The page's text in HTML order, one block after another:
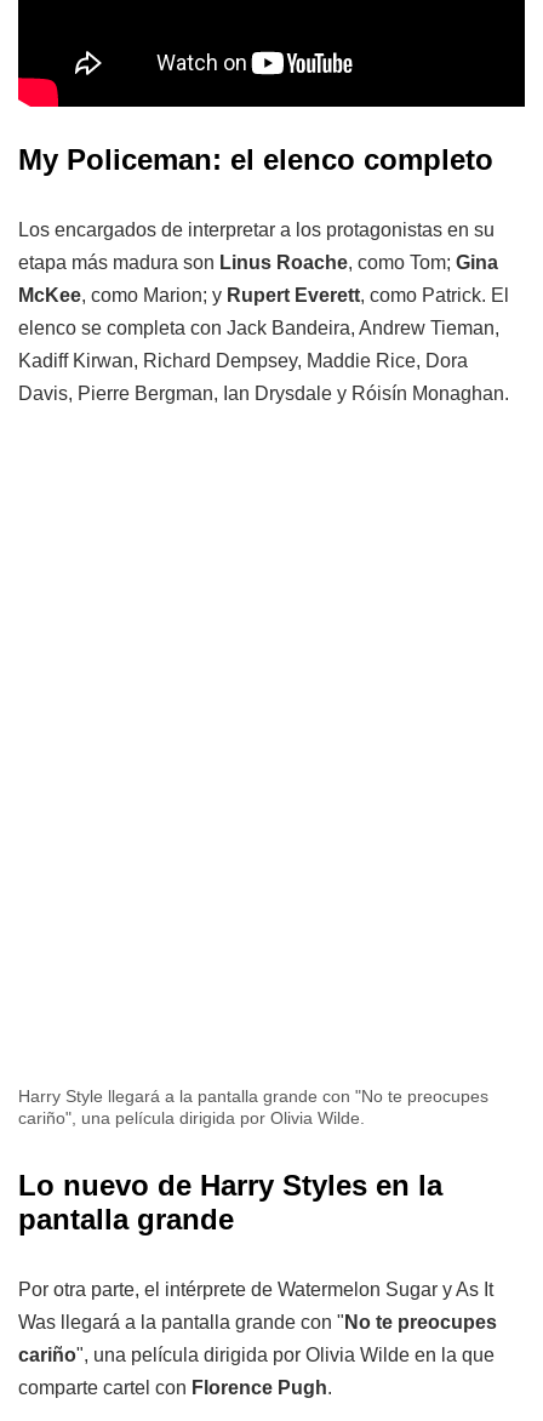
My Policeman: el elenco completo
Los encargados de interpretar a los protagonistas en su
etapa más madura son Linus Roache, como Tom; Gina
McKee, como Marion; y Rupert Everett, como Patrick. El
elenco se completa con Jack Bandeira, Andrew Tieman,
Kadiff Kirwan, Richard Dempsey, Maddie Rice, Dora
Davis, Pierre Bergman, Ian Drysdale y Róisín Monaghan.
Harry Style llegará a la pantalla grande con "No te preocupes
cariño", una película dirigida por Olivia Wilde.
Lo nuevo de Harry Styles en la
pantalla grande
Por otra parte, el intérprete de Watermelon Sugar y As It
Was llegará a la pantalla grande con " No te preocupes
cariño", una película dirigida por Olivia Wilde en la que
comparte cartel con Florence Pugh.